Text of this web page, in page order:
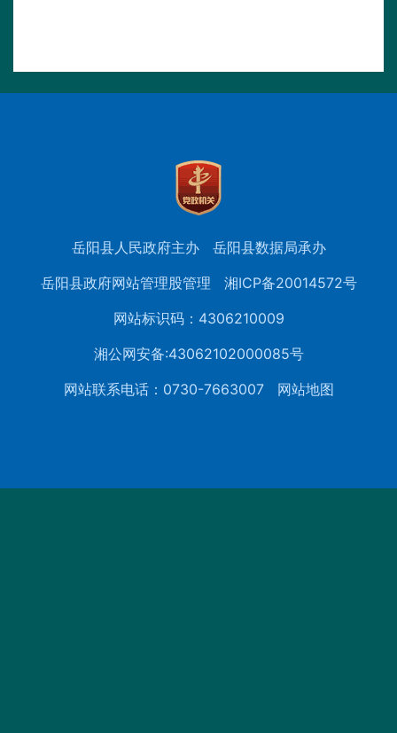
岳阳县人民政府主办
岳阳县数据局承办
岳阳县政府网站管理股管理
湘ICP备20014572号
网站标识码：4306210009
湘公网安备:43062102000085号
网站联系电话：0730-7663007
网站地图